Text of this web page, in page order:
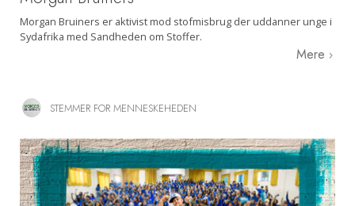
Morgan Bruiners er aktivist mod stofmisbrug der uddanner unge i
Sydafrika med Sandheden om Stoffer.
Mere
STEMMER FOR MENNESKEHEDEN